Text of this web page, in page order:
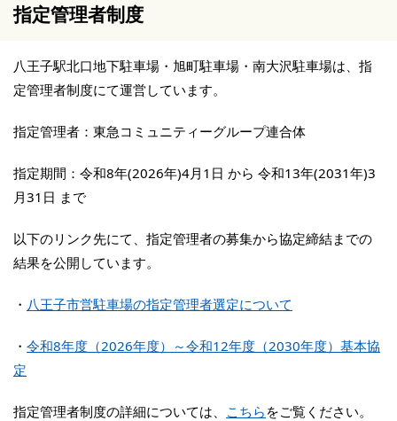
指定管理者制度
八王子駅北口地下駐車場・旭町駐車場・南大沢駐車場は、指
定管理者制度にて運営しています。
指定管理者：東急コミュニティーグループ連合体
指定期間：令和8年(2026年)4月1日 から 令和13年(2031年)3
月31日 まで
以下のリンク先にて、指定管理者の募集から協定締結までの
結果を公開しています。
・ 八王子市営駐車場の指定管理者選定について
・ 令和8年度（2026年度）～令和12年度（2030年度）基本協
定
指定管理者制度の詳細については、 こちら をご覧ください。